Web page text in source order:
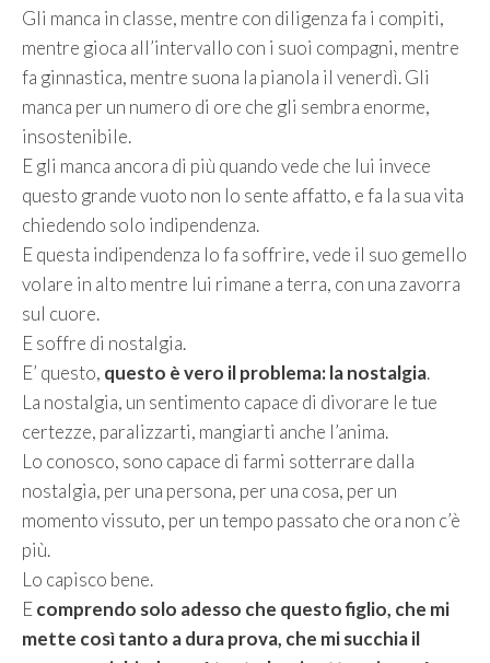
Gli manca in classe, mentre con diligenza fa i compiti,
mentre gioca all’intervallo con i suoi compagni, mentre
fa ginnastica, mentre suona la pianola il venerdì. Gli
manca per un numero di ore che gli sembra enorme,
insostenibile.
E gli manca ancora di più quando vede che lui invece
questo grande vuoto non lo sente affatto, e fa la sua vita
chiedendo solo indipendenza.
E questa indipendenza lo fa soffrire, vede il suo gemello
volare in alto mentre lui rimane a terra, con una zavorra
sul cuore.
E soffre di nostalgia.
E’ questo, questo è vero il problema: la nostalgia.
La nostalgia, un sentimento capace di divorare le tue
certezze, paralizzarti, mangiarti anche l’anima.
Lo conosco, sono capace di farmi sotterrare dalla
nostalgia, per una persona, per una cosa, per un
momento vissuto, per un tempo passato che ora non c’è
più.
Lo capisco bene.
Ecomprendo solo adesso che questo figlio, che mi
mette così tanto a dura prova, che mi succhia il